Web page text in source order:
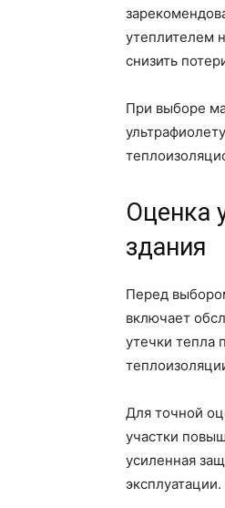
утеплителем
снизить
При выборе
Оценка
здания
Перед
включает
утечки тепла
Для точной
участки
усиленная
эксплуатации.